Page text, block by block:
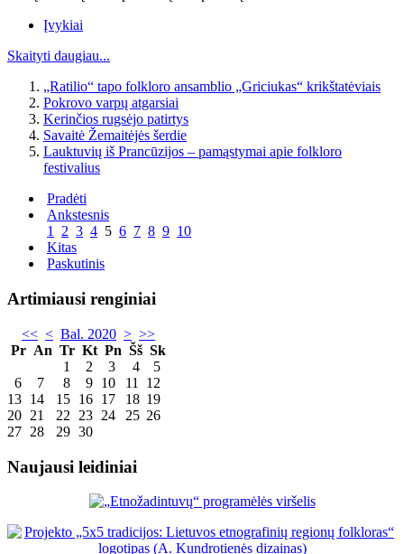
Įvykiai
Skaityti daugiau...
„Ratilio“ tapo folkloro ansamblio „Griciukas“ krikštatėviais
Pokrovo varpų atgarsiai
Kerinčios rugsėjo patirtys
Savaitė Žemaitėjės šerdie
Lauktuvių iš Prancūzijos – pamąstymai apie folkloro
festivalius
Pradėti
Ankstesnis
1 2 3 4 5 6 7 8 9 10
Kitas
Paskutinis
Artimiausi renginiai
<< < Bal. 2020 > >>
Pr An Tr Kt Pn Šš Sk
1
2 3 4
5
6
7 8 9 10 11
12
13 14 15 16 17 18 19
20 21 22 23 24 25 26
27 28 29 30
Naujausi leidiniai